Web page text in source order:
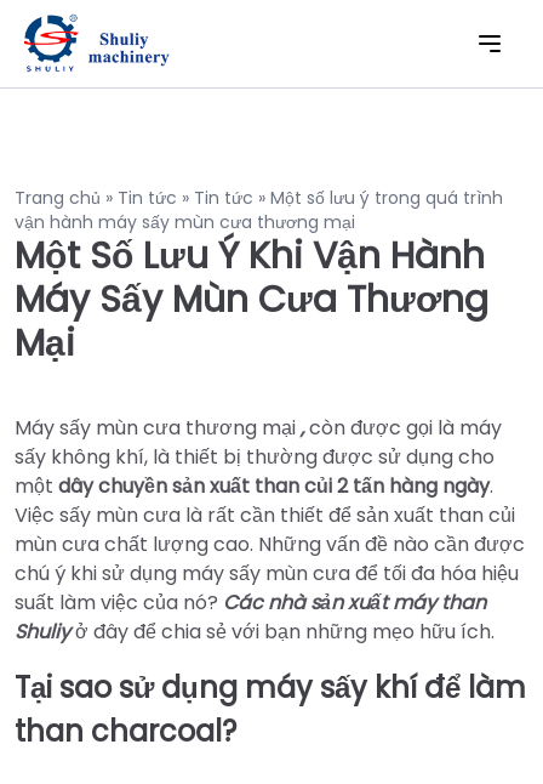
Trang chủ » Tin tức » Tin tức » Một số lưu ý trong quá trình
vận hành máy sấy mùn cưa thương mại
Một Số Lưu Ý Khi Vận Hành
Máy Sấy Mùn Cưa Thương
Mại
Máy sấy mùn cưa thương mại,còn được gọi là máy
sấy không khí, là thiết bị thường được sử dụng cho
một dây chuyền sản xuất than củi 2 tấn hàng ngày.
Việc sấy mùn cưa là rất cần thiết để sản xuất than củi
mùn cưa chất lượng cao. Những vấn đề nào cần được
chú ý khi sử dụng máy sấy mùn cưa để tối đa hóa hiệu
suất làm việc của nó? Các nhà sản xuất máy than
Shuliyở đây để chia sẻ với bạn những mẹo hữu ích.
Tại sao sử dụng máy sấy khí để làm
than charcoal?